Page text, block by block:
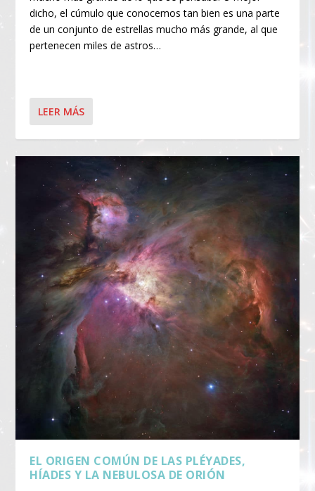
dicho, el cúmulo que conocemos tan bien es una parte
de un conjunto de estrellas mucho más grande, al que
pertenecen miles de astros…
LEER MÁS
EL ORIGEN COMÚN DE LAS PLÉYADES,
HÍADES Y LA NEBULOSA DE ORIÓN